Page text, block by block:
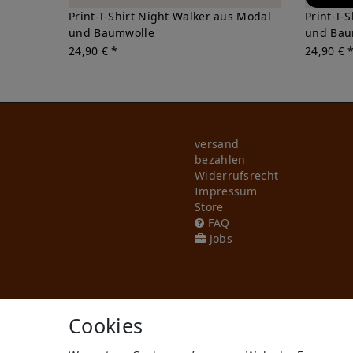
Print-T-Shirt Night Walker aus Modal
und Baumwolle
24,90 € *
Print-T-
und
24,90 € *
versand
bezahlen
Widerrufs­recht
Impressum
Store
FAQ
Jobs
Cookies